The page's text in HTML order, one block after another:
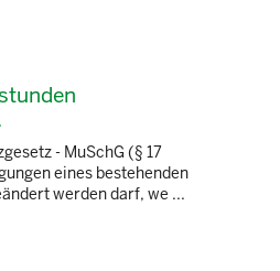
- MuSchG (§ 17
eines bestehenden
werden darf, we ...